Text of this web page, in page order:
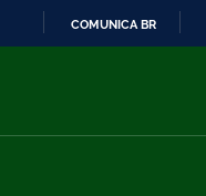
COMUNICA BR